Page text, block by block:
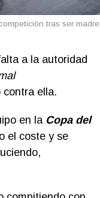
tras ser madre
a la autoridad
contra ella.
en la Copa del
el coste y se